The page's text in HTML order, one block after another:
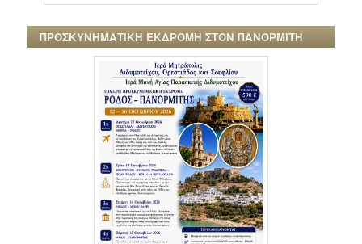
ΠΡΟΣΚΥΝΗΜΑΤΙΚΗ ΕΚΔΡΟΜΗ ΣΤΟΝ ΠΑΝΟΡΜΙΤΗ